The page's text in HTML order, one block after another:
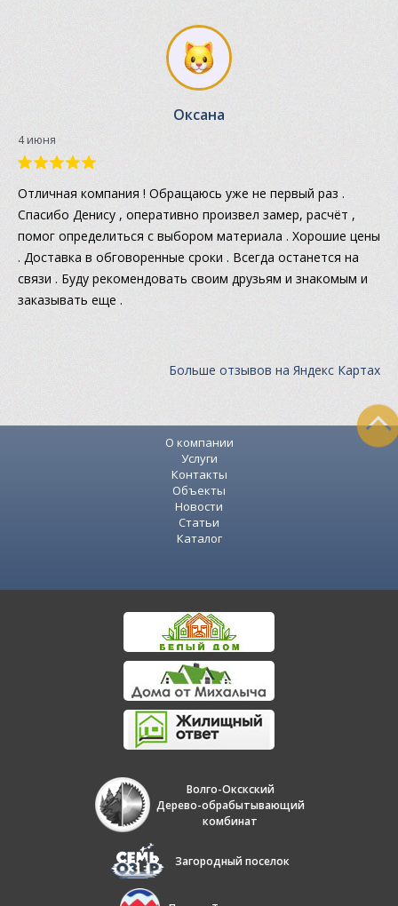
Оксана
4 июня
Отличная компания ! Обращаюсь уже не первый раз .
Спасибо Денису , оперативно произвел замер, расчёт ,
помог определиться с выбором материала . Хорошие цены
. Доставка в обговоренные сроки . Всегда останется на
связи . Буду рекомендовать своим друзьям и знакомым и
заказывать еще .
Больше отзывов на Яндекс Картах
О компании
Услуги
Контакты
Объекты
Новости
Статьи
Каталог
Волго-Окскский
Дерево-обрабытывающий
комбинат
Загородный поселок